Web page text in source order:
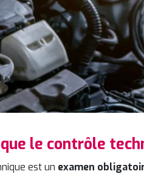
que le contrôle
est un examen